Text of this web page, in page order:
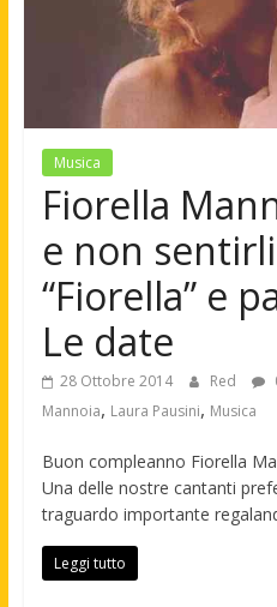
Musica
Fiorella
e non
“Fiorella” e
Le date
28 Ottobre 2014 Red
Mannoia, Laura Pausini, Musica
Buon compleanno Fiorella
Una delle nostre cantanti
traguardo importante
Leggi tutto